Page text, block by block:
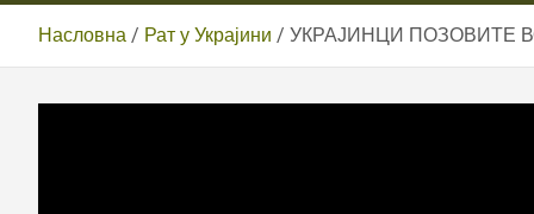
Насловна Рат у Украјини УКРАЈИНЦИ ПОЗОВИТЕ